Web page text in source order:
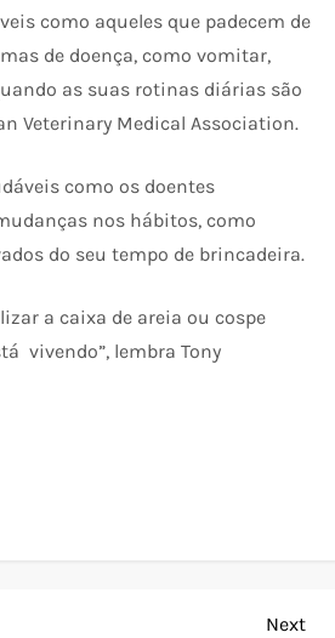
como aqueles que padecem de
de doença, como vomitar,
as suas rotinas diárias são
Veterinary Medical Association.
como os doentes
nos hábitos, como
do seu tempo de brincadeira.
a caixa de areia ou cospe
vivendo”, lembra Tony
Next
Next